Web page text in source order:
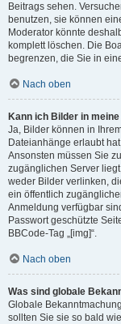
Beitrags sehen.
benutzen, sie können
Moderator könnte
komplett löschen. Die
begrenzen, die Sie in
Nach oben
Kann ich Bilder in
Ja, Bilder können in
Dateianhänge erlaubt
Ansonsten müssen Sie
zugänglichen Server
weder Bilder verlinken,
ein öffentlich
Anmeldung verfügbar
Passwort geschützte
BBCode-Tag „[img]“.
Nach oben
Was sind globale
Globale
sollten Sie sie so bald